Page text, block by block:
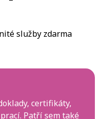
služby zdarma
certifikáty,
Patří sem také